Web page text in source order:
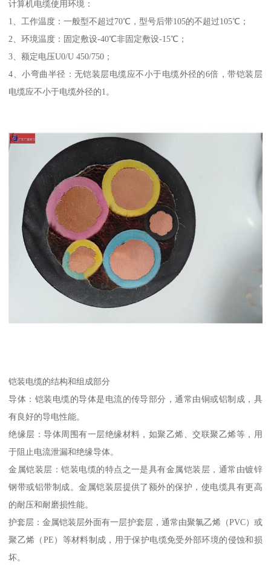
计算机电缆使用环境：
1、工作温度：一般型不超过70℃，型号后带105的不超过105℃；
2、环境温度：固定敷设-40℃非固定敷设-15℃；
3、额定电压U0/U 450/750；
4、小弯曲半径：无铠装层电缆应不小于电缆外径的6倍，带铠装层
电缆应不小于电缆外径的1。
铠装电缆的结构和组成部分
导体：铠装电缆的导体是电流的传导部分，通常由铜或铝制成，具
有良好的导电性能。
绝缘层：导体周围有一层绝缘材料，如聚乙烯、交联聚乙烯等，用
于阻止电流泄漏和绝缘导体。
金属铠装层：铠装电缆的特点之一是具有金属铠装层，通常由镀锌
钢带或铝带制成。金属铠装层提供了额外的保护，使电缆具有更高
的耐压和耐磨损性能。
护套层：金属铠装层外面有一层护套层，通常由聚氯乙烯（PVC）或
聚乙烯（PE）等材料制成，用于保护电缆免受外部环境的侵蚀和损
坏。